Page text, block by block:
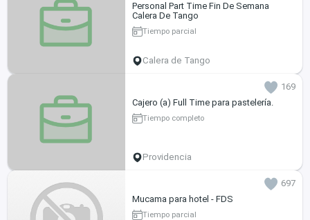
Personal Part Time Fin De Semana
Calera De Tango
Tiempo parcial
Calera de Tango
169
Cajero (a) Full Time para pastelería.
Tiempo completo
Providencia
697
Mucama para hotel - FDS
Tiempo parcial